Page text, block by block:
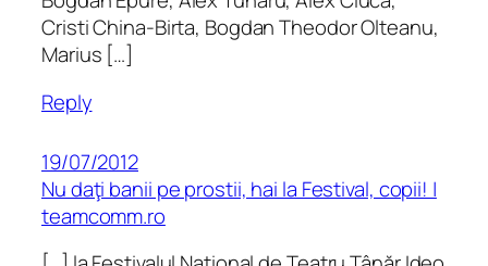
Cristi China-Birta, Bogdan Theodor Olteanu,
Marius […]
Reply
19/07/2012
Nu daţi banii pe prostii, hai la Festival, copii! |
teamcomm.ro